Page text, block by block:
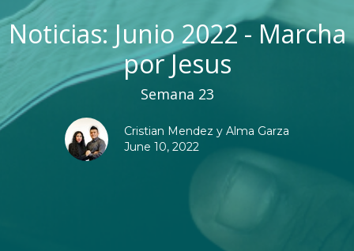
Noticias: Junio 2022 - Marcha
por Jesus
Semana 23
Cristian Mendez y Alma Garza
June 10, 2022